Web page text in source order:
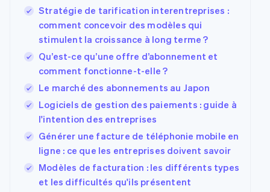
Stratégie de tarification interentreprises :
comment concevoir des modèles qui
stimulent la croissance à long terme ?
Qu’est-ce qu’une offre d’abonnement et
comment fonctionne-t-elle ?
Le marché des abonnements au Japon
Logiciels de gestion des paiements : guide à
l'intention des entreprises
Générer une facture de téléphonie mobile en
ligne : ce que les entreprises doivent savoir
Modèles de facturation : les différents types
et les difficultés qu'ils présentent